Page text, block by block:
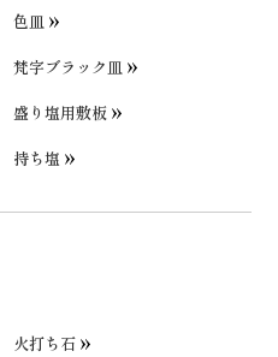
色皿
梵字ブラック皿
盛り塩用敷板
持ち塩
火打ち石